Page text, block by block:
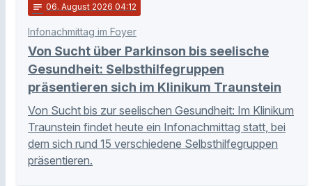
notes 06. August 2026 04:12
Infonachmittag im Foyer
Von Sucht über Parkinson bis seelische
Gesundheit: Selbsthilfegruppen
präsentieren sich im Klinikum Traunstein
Von Sucht bis zur seelischen Gesundheit: Im Klinikum
Traunstein findet heute ein Infonachmittag statt, bei
dem sich rund 15 verschiedene Selbsthilfegruppen
präsentieren.